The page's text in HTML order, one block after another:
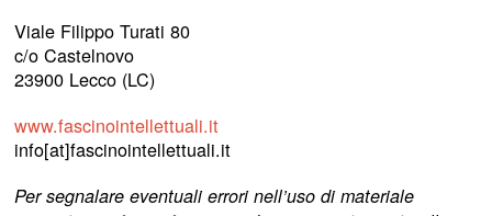
Viale Filippo Turati 80
c/o Castelnovo
23900 Lecco (LC)
www.fascinointellettuali.it
info[at]fascinointellettuali.it
Per segnalare eventuali errori nell’uso di materiale